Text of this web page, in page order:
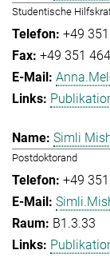
Studentische
+49
+49 351
Simli
Postdoktorand
+49
B1.3.33